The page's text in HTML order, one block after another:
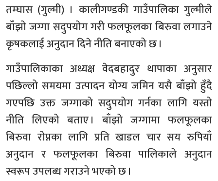
तम्घास (गुल्मी) । कालीगण्डकी गाउँपालिका गुल्मीले
बाँझो जग्गा सदुपयोग गरी फलफूलका बिरुवा लगाउने
कृषकलाई अनुदान दिने नीति बनाएको छ ।
गाउँपालिकाका अध्यक्ष वेदबहादुर थापाका अनुसार
पछिल्लो समयमा उत्पादन योग्य जमिन यसै बाँझो हुँदै
गएपछि उक्त जग्गाको सदुपयोग गर्नका लागि यस्तो
नीति लिएको बताए । बाँझो जग्गामा फलफूलका
बिरुवा रोप्नका लागि प्रति खाडल चार सय रुपियाँ
अनुदान र फलफूलका बिरुवा पालिकाले अनुदान
स्वरूप उपलब्ध गराउने भएको छ ।